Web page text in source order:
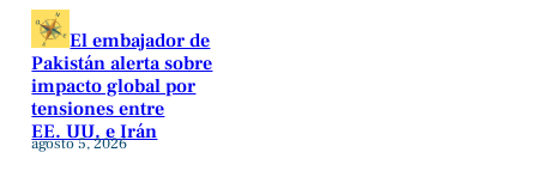
El embajador de
Pakistán alerta sobre
impacto global por
tensiones entre
EE. UU. e Irán
agosto 5, 2026